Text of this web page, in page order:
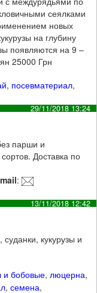
сеялками
новых
на глубину
появляются на 9 –
25000 Грн
, посевматериал,
29/11/2018 13:24
парши и
Доставка по
:
13/11/2018 12:42
кукурузы и
и бобовые, люцерна,
,семена,